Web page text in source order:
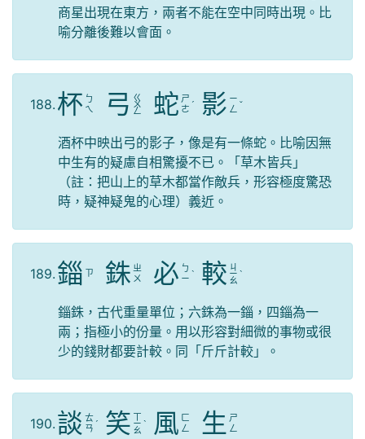
商星出現在東方，兩者不能在空中同時出現。比
喻分離後難以會面。
188. 杯 ㄅ
ㄟ
弓 ㄍ
ㄨ
ㄥ 蛇 ㄕ
ㄜ ˊ 影 ㄧ
ㄥ ˇ
酒杯中映出弓的影子，像是有一條蛇。比喻因無
中生有的疑慮自相驚擾不已。「草木皆兵」
（註：把山上的草木都當作敵兵，形容極度驚恐
時，疑神疑鬼的心理）義近。
189. 錙 ㄗ 銖 ㄓ
ㄨ
必 ㄅ
ㄧ ˋ 較 ㄐ
ㄧ
ㄠ
ˋ
錙銖，古代重量單位；六銖為一錙，四錙為一
兩；指極小的份量。用以形容對細微的事物或很
少的錢財都要計較。同「斤斤計較」。
190. 談 ㄊ
ㄢ ˊ 笑 ㄒ
ㄧ
ㄠ
ˋ 風 ㄈ
ㄥ
生 ㄕ
ㄥ